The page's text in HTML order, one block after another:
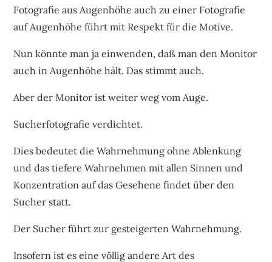
Fotografie aus Augenhöhe auch zu einer Fotografie
auf Augenhöhe führt mit Respekt für die Motive.
Nun könnte man ja einwenden, daß man den Monitor
auch in Augenhöhe hält. Das stimmt auch.
Aber der Monitor ist weiter weg vom Auge.
Sucherfotografie verdichtet.
Dies bedeutet die Wahrnehmung ohne Ablenkung
und das tiefere Wahrnehmen mit allen Sinnen und
Konzentration auf das Gesehene findet über den
Sucher statt.
Der Sucher führt zur gesteigerten Wahrnehmung.
Insofern ist es eine völlig andere Art des